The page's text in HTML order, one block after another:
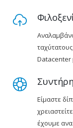
Datacenter
Είμαστε
έχουμε